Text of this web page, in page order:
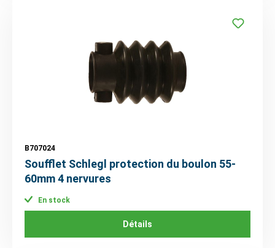
B707024
Soufflet Schlegl protection du boulon 55-
60mm 4 nervures
En stock
Détails